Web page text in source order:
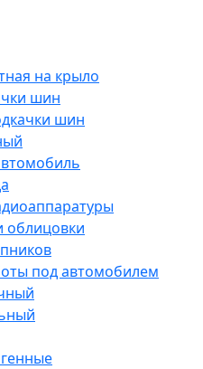
на крыло
шин
шин
облицовки
под автомобилем